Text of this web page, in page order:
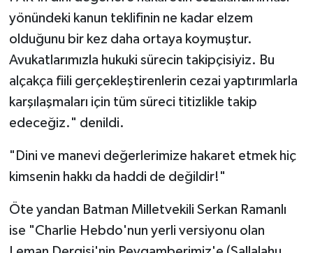
yönündeki kanun teklifinin ne kadar elzem
olduğunu bir kez daha ortaya koymuştur.
Avukatlarımızla hukuki sürecin takipçisiyiz. Bu
alçakça fiili gerçekleştirenlerin cezai yaptırımlarla
karşılaşmaları için tüm süreci titizlikle takip
edeceğiz." denildi.
"Dini ve manevi değerlerimize hakaret etmek hiç
kimsenin hakkı da haddi de değildir!"
Öte yandan Batman Milletvekili Serkan Ramanlı
ise "Charlie Hebdo'nun yerli versiyonu olan